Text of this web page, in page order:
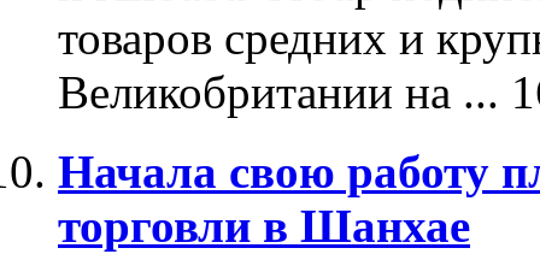
товаров средних и
Великобритании на ...
Начала свою работу
торговли в Шанхае